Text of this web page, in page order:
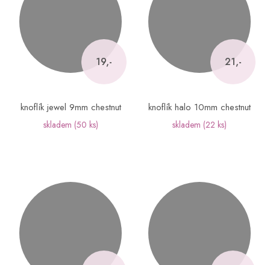
19,-
knoflík jewel 9mm chestnut
skladem (50 ks)
21,-
knoflík halo 10mm chestnut
skladem (22 ks)